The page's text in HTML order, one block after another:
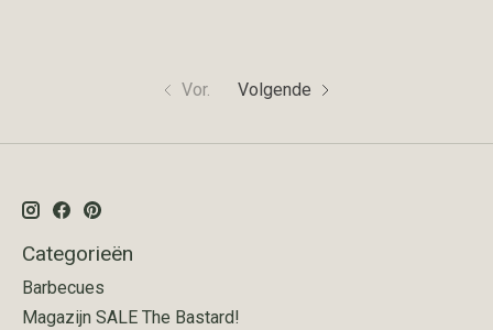
Vor. Volgende
Categorieën
Barbecues
Magazijn SALE The Bastard!